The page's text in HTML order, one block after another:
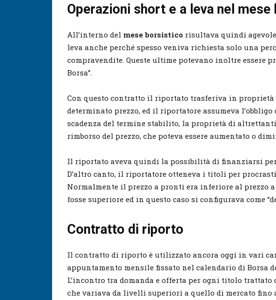
Operazioni short e a leva nel
All’interno del mese borsistico risultava quindi
leva anche perché spesso veniva richiesta solo una
compravendite. Queste ultime potevano inoltre essere
Borsa”.
Con questo contratto il riportato trasferiva in
determinato prezzo, ed il riportatore assumeva
scadenza del termine stabilito, la proprietà di
rimborso del prezzo, che poteva essere aumentato o
Il riportato aveva quindi la possibilità di finanziarsi
D’altro canto, il riportatore otteneva i titoli per
Normalmente il prezzo a pronti era inferiore al prezzo a
fosse superiore ed in questo caso si configurava come
Contratto di riporto
Il contratto di riporto è utilizzato ancora oggi in vari
appuntamento mensile fissato nel calendario di Borsa
L’incontro tra domanda e offerta per ogni titolo
che variava da livelli superiori a quello di mercato fino